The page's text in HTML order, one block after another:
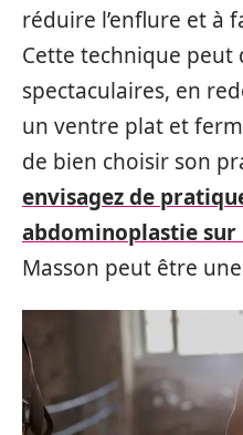
réduire l’enflure et à
Cette technique
spectaculaires, en
un ventre plat et
de bien choisir son
envisagez de
abdominoplastie sur
Masson peut être